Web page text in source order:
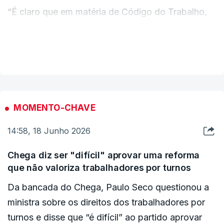
“É claro que em matéria de Código do Trabalho,
que dá é ter metade da população a ganhar mil
MOMENTO-CHAVE
14:58, 18 Junho 2026
Chega diz ser "difícil" aprovar uma reforma
que não valoriza trabalhadores por turnos
Da bancada do Chega, Paulo Seco questionou a
ministra sobre os direitos dos trabalhadores por
turnos e disse que “é difícil” ao partido aprovar